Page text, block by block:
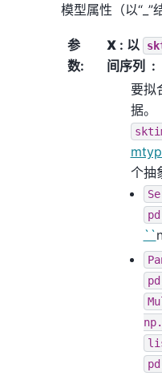
模型属性（以“_”
参
数:
X: 以
间序列
要拟
据。
个抽
``